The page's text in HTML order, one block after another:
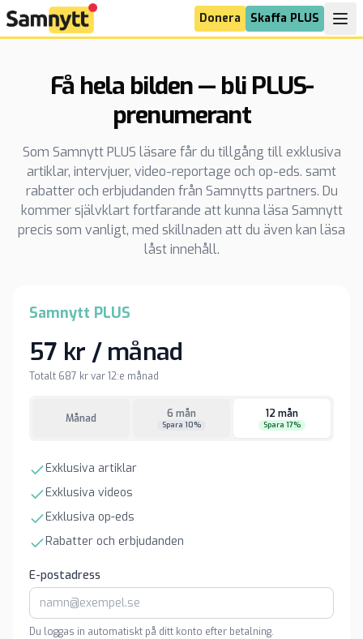
Donera Skaffa PLUS
Få hela bilden — bli PLUS-
prenumerant
Som Samnytt PLUS läsare får du tillgång till exklusiva
artiklar, intervjuer, video-reportage och op-eds. samt
rabatter och erbjudanden från Samnytts partners. Du
kommer självklart fortfarande att kunna läsa Samnytt
precis som vanligt, med skillnaden att du även kan läsa
låst innehåll.
Samnytt PLUS
57 kr / månad
Totalt 687 kr var 12:e månad
Månad 6 mån
Spara 10%
12 mån
Spara 17%
Exklusiva artiklar
Exklusiva videos
Exklusiva op-eds
Rabatter och erbjudanden
E-postadress
Du loggas in automatiskt på ditt konto efter betalning.